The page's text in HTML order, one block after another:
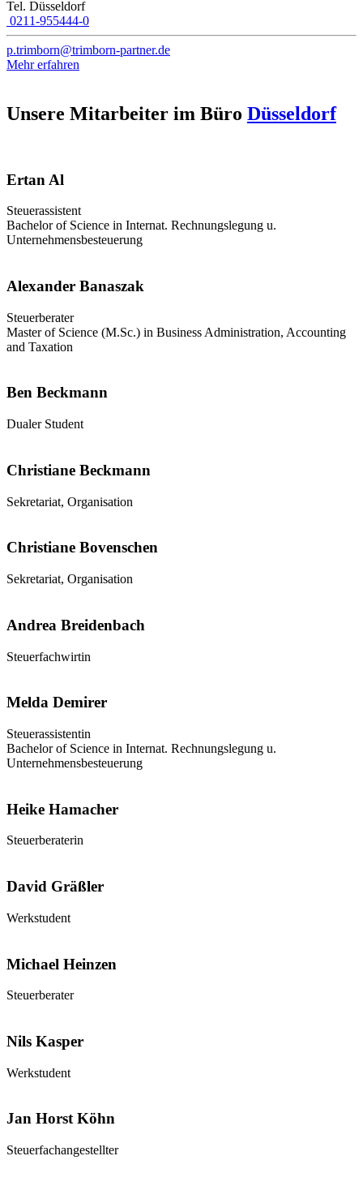
Tel. Düsseldorf
0211-955444-0
p.trimborn@trimborn-partner.de
Mehr erfahren
Unsere Mitarbeiter im Büro Düsseldorf
Ertan Al
Steuerassistent
Bachelor of Science in Internat. Rechnungslegung u.
Unternehmensbesteuerung
Alexander Banaszak
Steuerberater
Master of Science (M.Sc.) in Business Administration, Accounting
and Taxation
Ben Beckmann
Dualer Student
Christiane Beckmann
Sekretariat, Organisation
Christiane Bovenschen
Sekretariat, Organisation
Andrea Breidenbach
Steuerfachwirtin
Melda Demirer
Steuerassistentin
Bachelor of Science in Internat. Rechnungslegung u.
Unternehmensbesteuerung
Heike Hamacher
Steuerberaterin
David Gräßler
Werkstudent
Michael Heinzen
Steuerberater
Nils Kasper
Werkstudent
Jan Horst Köhn
Steuerfachangestellter